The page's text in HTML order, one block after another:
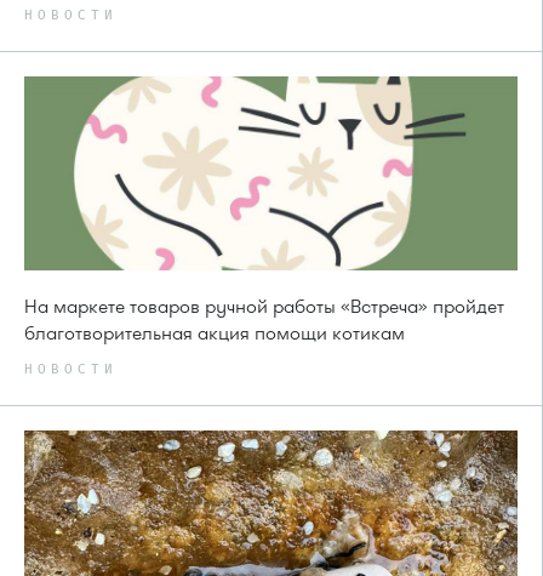
НОВОСТИ
На маркете товаров ручной работы «Встреча» пройдет
благотворительная акция помощи котикам
НОВОСТИ